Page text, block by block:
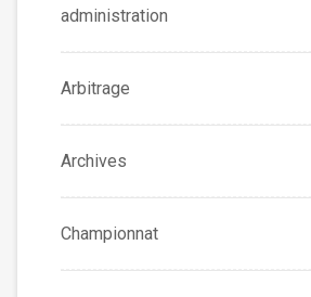
administration
Arbitrage
Archives
Championnat